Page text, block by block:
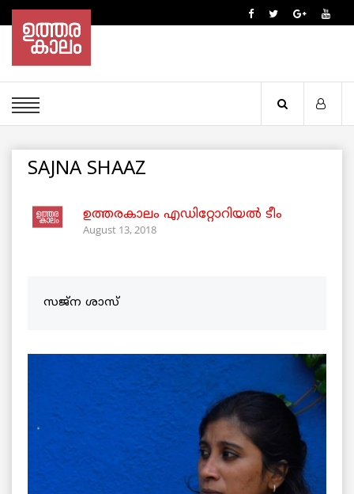
SAJNA SHAAZ
ഉത്തരകാലം എഡിറ്റോറിയല്‍ ടീം
August 13, 2018
സജ്‌ന ശാസ്